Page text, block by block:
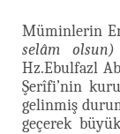
Müminlerin
selâm olsun)
Hz.Ebulfazl
Şerîfi’nin
gelinmiş
geçerek